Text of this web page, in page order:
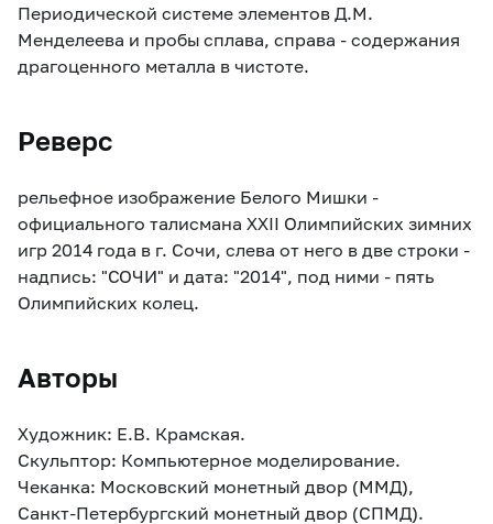
Периодической системе элементов Д.М.
Менделеева и пробы сплава, справа - содержания
драгоценного металла в чистоте.
Реверс
рельефное изображение Белого Мишки -
официального талисмана XXII Олимпийских зимних
игр 2014 года в г. Сочи, слева от него в две строки -
надпись: "СОЧИ" и дата: "2014", под ними - пять
Олимпийских колец.
Авторы
Художник: Е.В. Крамская.
Скульптор: Компьютерное моделирование.
Чеканка: Московский монетный двор (ММД),
Санкт-Петербургский монетный двор (СПМД).